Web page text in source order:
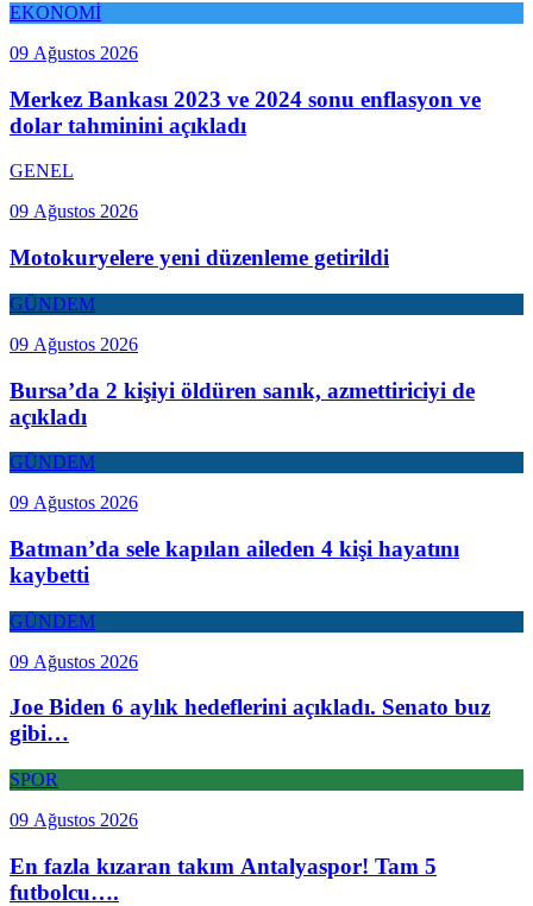
EKONOMİ
09 Ağustos 2026
Merkez Bankası 2023 ve 2024 sonu enflasyon ve
dolar tahminini açıkladı
GENEL
09 Ağustos 2026
Motokuryelere yeni düzenleme getirildi
GÜNDEM
09 Ağustos 2026
Bursa’da 2 kişiyi öldüren sanık, azmettiriciyi de
açıkladı
GÜNDEM
09 Ağustos 2026
Batman’da sele kapılan aileden 4 kişi hayatını
kaybetti
GÜNDEM
09 Ağustos 2026
Joe Biden 6 aylık hedeflerini açıkladı. Senato buz
gibi…
SPOR
09 Ağustos 2026
En fazla kızaran takım Antalyaspor! Tam 5
futbolcu….